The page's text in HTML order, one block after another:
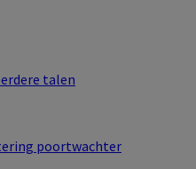
talen
poortwachter